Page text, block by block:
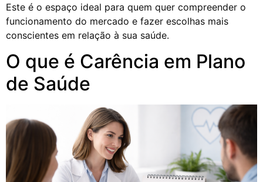
Este é o espaço ideal para quem quer compreender o
funcionamento do mercado e fazer escolhas mais
conscientes em relação à sua saúde.
O que é Carência em Plano
de Saúde